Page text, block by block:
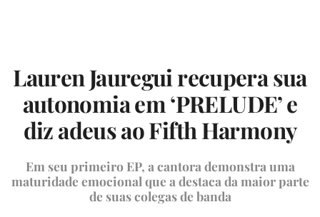
Lauren Jauregui recupera sua
autonomia em ‘PRELUDE’ e
diz adeus ao Fifth Harmony
Em seu primeiro EP, a cantora demonstra uma
maturidade emocional que a destaca da maior parte
de suas colegas de banda